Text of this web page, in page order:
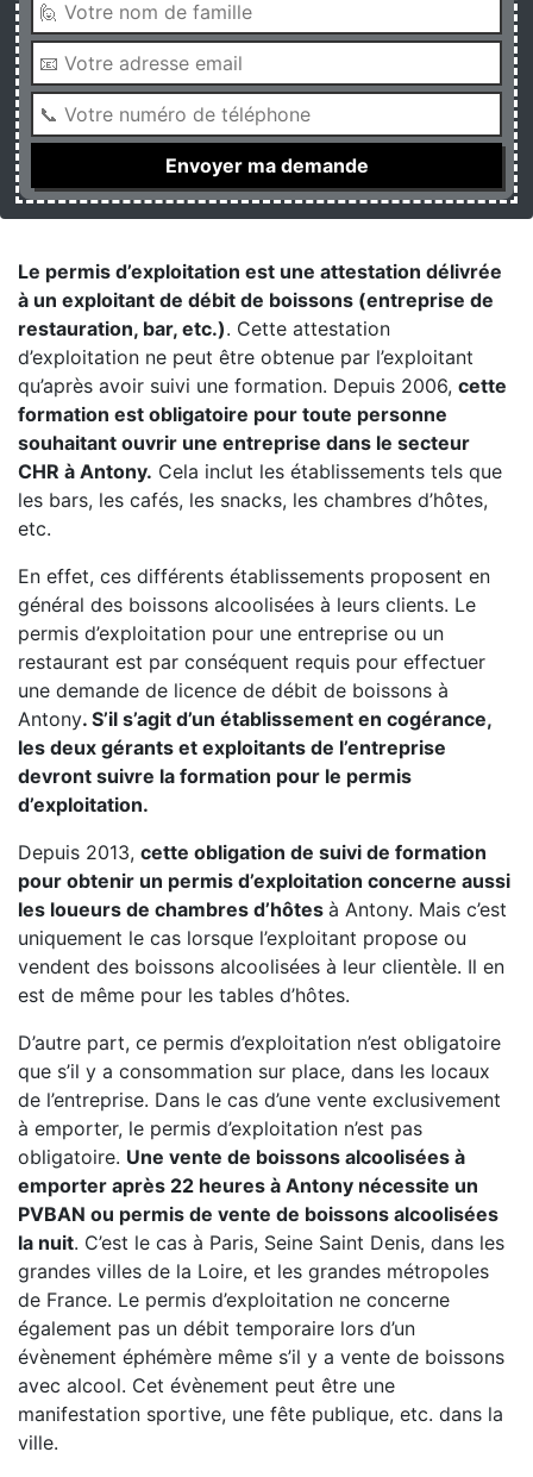
Le permis d’exploitation est une attestation délivrée
à un exploitant de débit de boissons (entreprise de
restauration, bar, etc.). Cette attestation
d’exploitation ne peut être obtenue par l’exploitant
qu’après avoir suivi une formation. Depuis 2006, cette
formation est obligatoire pour toute personne
souhaitant ouvrir une entreprise dans le secteur
CHR à Antony. Cela inclut les établissements tels que
les bars, les cafés, les snacks, les chambres d’hôtes,
etc.
En effet, ces différents établissements proposent en
général des boissons alcoolisées à leurs clients. Le
permis d’exploitation pour une entreprise ou un
restaurant est par conséquent requis pour effectuer
une demande de licence de débit de boissons à
Antony. S’il s’agit d’un établissement en cogérance,
les deux gérants et exploitants de l’entreprise
devront suivre la formation pour le permis
d’exploitation.
Depuis 2013, cette obligation de suivi de formation
pour obtenir un permis d’exploitation concerne aussi
les loueurs de chambres d’hôtes à Antony. Mais c’est
uniquement le cas lorsque l’exploitant propose ou
vendent des boissons alcoolisées à leur clientèle. Il en
est de même pour les tables d’hôtes.
D’autre part, ce permis d’exploitation n’est obligatoire
que s’il y a consommation sur place, dans les locaux
de l’entreprise. Dans le cas d’une vente exclusivement
à emporter, le permis d’exploitation n’est pas
obligatoire. Une vente de boissons alcoolisées à
emporter après 22 heures à Antony nécessite un
PVBAN ou permis de vente de boissons alcoolisées
la nuit. C’est le cas à Paris, Seine Saint Denis, dans les
grandes villes de la Loire, et les grandes métropoles
de France. Le permis d’exploitation ne concerne
également pas un débit temporaire lors d’un
évènement éphémère même s’il y a vente de boissons
avec alcool. Cet évènement peut être une
manifestation sportive, une fête publique, etc. dans la
ville.